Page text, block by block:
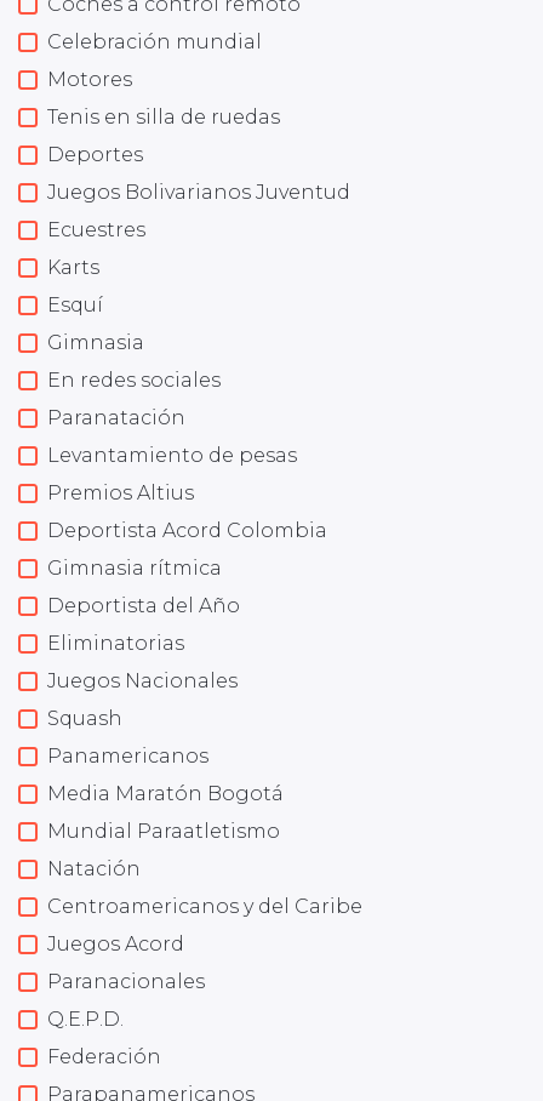
Celebración mundial
Motores
Tenis en silla de ruedas
Deportes
Juegos Bolivarianos Juventud
Ecuestres
Karts
Esquí
Gimnasia
En redes sociales
Paranatación
Levantamiento de pesas
Premios Altius
Deportista Acord Colombia
Gimnasia rítmica
Deportista del Año
Eliminatorias
Juegos Nacionales
Squash
Panamericanos
Media Maratón Bogotá
Mundial Paraatletismo
Natación
Centroamericanos y del Caribe
Juegos Acord
Paranacionales
Q.E.P.D.
Federación
Parapanamericanos